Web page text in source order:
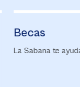
Becas
La Sabana te